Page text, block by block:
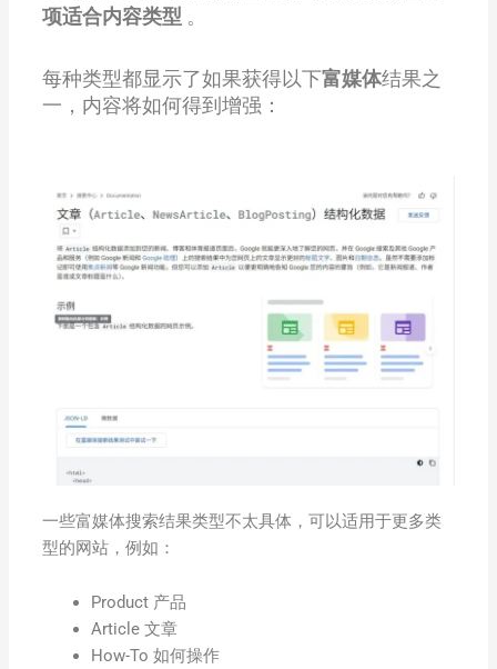
项适合内容类型 。
每种类型都显示了如果获得以下富媒体结果之
一，内容将如何得到增强：
一些富媒体搜索结果类型不太具体，可以适用于更多类
型的网站，例如：
Product 产品
Article 文章
How-To 如何操作